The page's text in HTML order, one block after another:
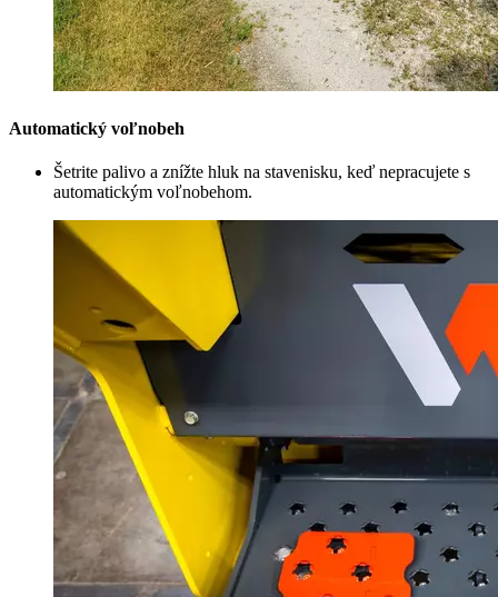
Automatický voľnobeh
Šetrite palivo a znížte hluk na stavenisku, keď nepracujete s
automatickým voľnobehom.